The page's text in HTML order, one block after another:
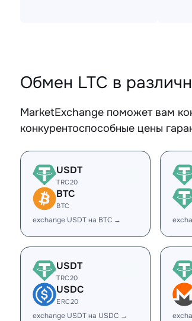
Обмен LTC в
MarketExchange поможет вам
конкурентоспособные цены
USDT
TRC20
BTC
BTC
exchange USDT на BTC →
USDT
TRC20
USDC
ERC20
exchange USDT на USDC →